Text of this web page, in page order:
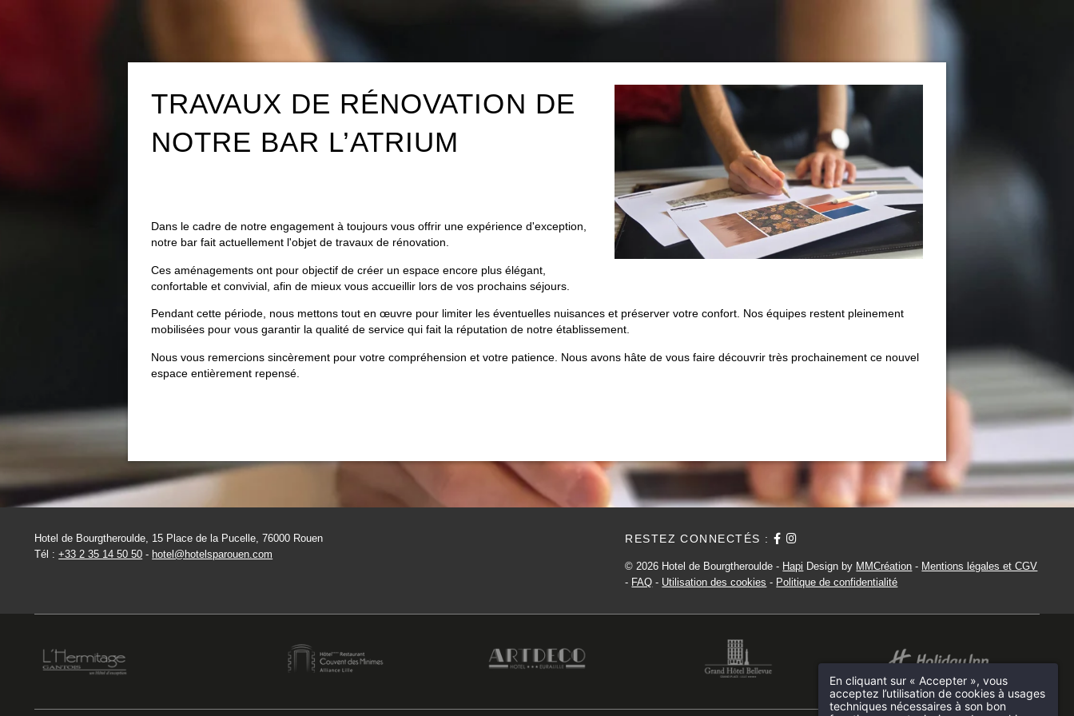
TRAVAUX DE RÉNOVATION DE
NOTRE BAR L’ATRIUM
Dans le cadre de notre engagement à toujours vous offrir une expérience d'exception,
notre bar fait actuellement l'objet de travaux de rénovation.
Ces aménagements ont pour objectif de créer un espace encore plus élégant,
confortable et convivial, afin de mieux vous accueillir lors de vos prochains séjours.
Pendant cette période, nous mettons tout en œuvre pour limiter les éventuelles nuisances et préserver votre confort. Nos équipes restent pleinement
mobilisées pour vous garantir la qualité de service qui fait la réputation de notre établissement.
Nous vous remercions sincèrement pour votre compréhension et votre patience. Nous avons hâte de vous faire découvrir très prochainement ce nouvel
espace entièrement repensé.
Hotel de Bourgtheroulde, 15 Place de la Pucelle, 76000 Rouen
Tél :+33 2 35 14 50 50 - hotel@hotelsparouen.com
RESTEZ CONNECTÉS :
© 2026 Hotel de Bourgtheroulde - Hapi Design by MMCréation - Mentions légales et CGV
- FAQ - Utilisation des cookies - Politique de confidentialité
SPA
RESTAURANT
SÉMINAIRES
BONS CADEAUX
CONTACT
En cliquant sur « Accepter », vous
acceptez l’utilisation de cookies à usages
techniques nécessaires à son bon